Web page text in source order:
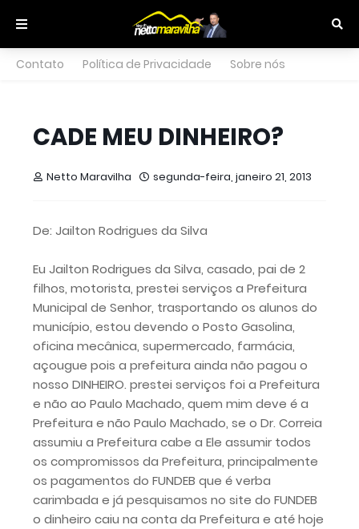
Contato Política de Privacidade Sobre nós
CADE MEU DINHEIRO?
Netto Maravilha segunda-feira, janeiro 21, 2013
De: Jailton Rodrigues da Silva
Eu Jailton Rodrigues da Silva, casado, pai de 2
filhos, motorista, prestei serviços a Prefeitura
Municipal de Senhor, trasportando os alunos do
município, estou devendo o Posto Gasolina,
oficina mecânica, supermercado, farmácia,
açougue pois a prefeitura ainda não pagou o
nosso DINHEIRO. prestei serviços foi a Prefeitura
e não ao Paulo Machado, quem mim deve é a
Prefeitura e não Paulo Machado, se o Dr. Correia
assumiu a Prefeitura cabe a Ele assumir todos
os compromissos da Prefeitura, principalmente
os pagamentos do FUNDEB que é verba
carimbada e já pesquisamos no site do FUNDEB
o dinheiro caiu na conta da Prefeitura e até hoje